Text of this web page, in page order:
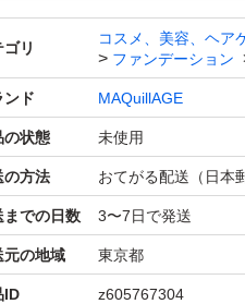
ゴリ
コスメ、美容、ヘア
ファンデーション
ンド MAQuillAGE
の状態 未使用
の方法 おてがる配送（日本
までの日数 3〜7日で発送
元の地域 東京都
ID z605767304